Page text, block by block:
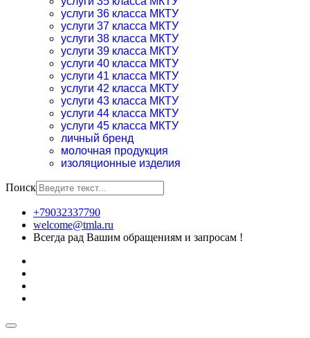
услуги 36 класса МКТУ
услуги 37 класса МКТУ
услуги 38 класса МКТУ
услуги 39 класса МКТУ
услуги 40 класса МКТУ
услуги 41 класса МКТУ
услуги 42 класса МКТУ
услуги 43 класса МКТУ
услуги 44 класса МКТУ
услуги 45 класса МКТУ
личный бренд
молочная продукция
изоляционные изделия
Поиск
+79032337790
welcome@tmla.ru
Всегда рад Вашим обращениям и запросам !